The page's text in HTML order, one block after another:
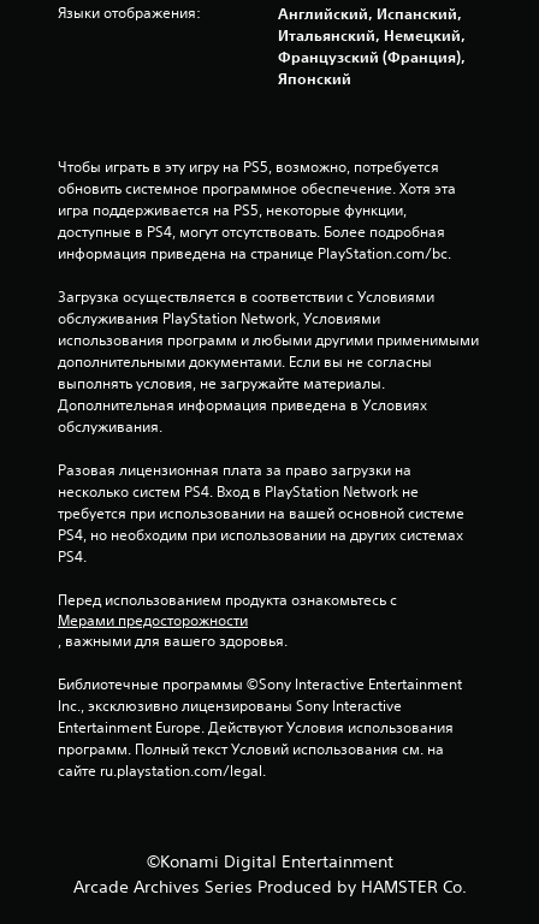
о
о
а
и
9
о
Языки отображения:
Английский, Испанский,
Итальянский, Немецкий,
Французский (Франция),
Японский
Чтобы играть в эту игру на PS5, возможно, потребуется
обновить системное программное обеспечение. Хотя эта
игра поддерживается на PS5, некоторые функции,
доступные в PS4, могут отсутствовать. Более подробная
информация приведена на странице PlayStation.com/bc.
Загрузка осуществляется в соответствии с Условиями
обслуживания PlayStation Network, Условиями
использования программ и любыми другими применимыми
дополнительными документами. Если вы не согласны
выполнять условия, не загружайте материалы.
Дополнительная информация приведена в Условиях
обслуживания.
Разовая лицензионная плата за право загрузки на
несколько систем PS4. Вход в PlayStation Network не
требуется при использовании на вашей основной системе
PS4, но необходим при использовании на других системах
PS4.
Перед использованием продукта ознакомьтесь с
Мерами предосторожности
, важными для вашего здоровья.
Библиотечные программы ©Sony Interactive Entertainment
Inc., эксклюзивно лицензированы Sony Interactive
Entertainment Europe. Действуют Условия использования
программ. Полный текст Условий использования см. на
сайте ru.playstation.com/legal.
©Konami Digital Entertainment
Arcade Archives Series Produced by HAMSTER Co.